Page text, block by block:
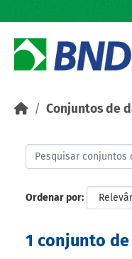
Conjuntos de
Ordenar por
1 conjunto